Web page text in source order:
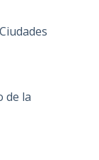
de la